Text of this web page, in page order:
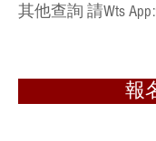
​其他查詢 請Wts App:
報